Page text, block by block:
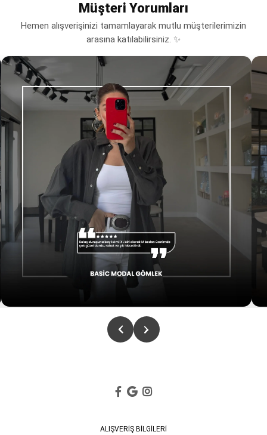
Müşteri Yorumları
Hemen alışverişinizi tamamlayarak mutlu müşterilerimizin
arasına katılabilirsiniz. ✨
ALIŞVERİŞ BİLGİLERİ